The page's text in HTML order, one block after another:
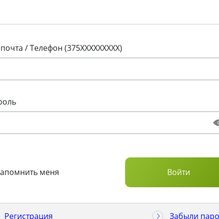
/ Телефон (375XXXXXXXXX)
меня
Регистрация Забыли